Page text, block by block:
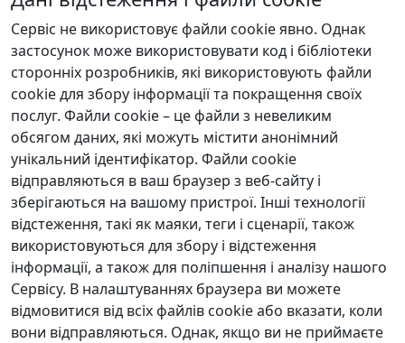
Сервіс не використовує файли cookie явно. Однак
застосунок може використовувати код і бібліотеки
сторонніх розробників, які використовують файли
cookie для збору інформації та покращення своїх
послуг. Файли cookie – це файли з невеликим
обсягом даних, які можуть містити анонімний
унікальний ідентифікатор. Файли cookie
відправляються в ваш браузер з веб-сайту і
зберігаються на вашому пристрої. Інші технології
відстеження, такі як маяки, теги і сценарії, також
використовуються для збору і відстеження
інформації, а також для поліпшення і аналізу нашого
Сервісу. В налаштуваннях браузера ви можете
відмовитися від всіх файлів cookie або вказати, коли
вони відправляються. Однак, якщо ви не приймаєте